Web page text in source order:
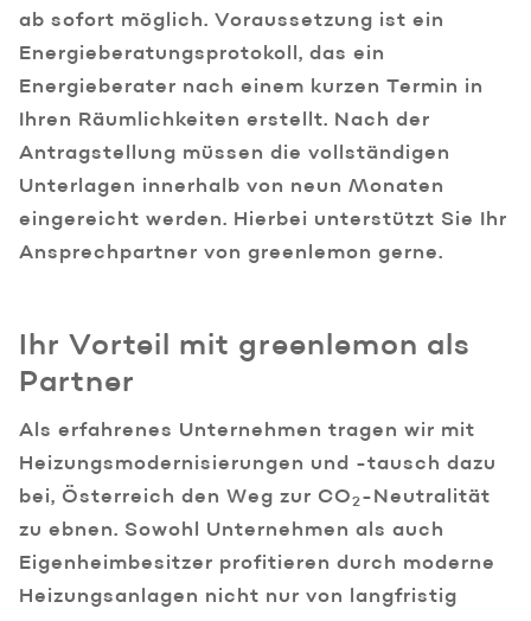
ab sofort möglich. Voraussetzung ist ein
Energieberatungsprotokoll, das ein
Energieberater nach einem kurzen Termin in
Ihren Räumlichkeiten erstellt. Nach der
Antragstellung müssen die vollständigen
Unterlagen innerhalb von neun Monaten
eingereicht werden. Hierbei unterstützt Sie Ihr
Ansprechpartner von greenlemon gerne.
Ihr Vorteil mit greenlemon als
Partner
Als erfahrenes Unternehmen tragen wir mit
Heizungsmodernisierungen und -tausch dazu
bei, Österreich den Weg zur CO2-Neutralität
zu ebnen. Sowohl Unternehmen als auch
Eigenheimbesitzer profitieren durch moderne
Heizungsanlagen nicht nur von langfristig